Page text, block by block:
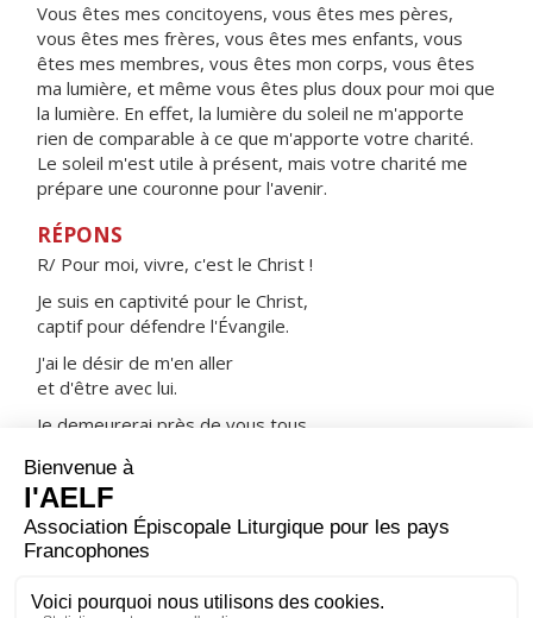
Vous êtes mes concitoyens, vous êtes mes pères,
vous êtes mes frères, vous êtes mes enfants, vous
êtes mes membres, vous êtes mon corps, vous êtes
ma lumière, et même vous êtes plus doux pour moi que
la lumière. En effet, la lumière du soleil ne m'apporte
rien de comparable à ce que m'apporte votre charité.
Le soleil m'est utile à présent, mais votre charité me
prépare une couronne pour l'avenir.
RÉPONS
R/ Pour moi, vivre, c'est le Christ !
Je suis en captivité pour le Christ,
captif pour défendre l'Évangile.
J'ai le désir de m'en aller
et d'être avec lui.
Je demeurerai près de vous tous
ORAISON
Seigneur, force de ceux qui espèrent en toi, tu as donné
à l’évêque saint Jean Chrysostome une merveilleuse
accorde-nous la grâce de suivre ses enseignements